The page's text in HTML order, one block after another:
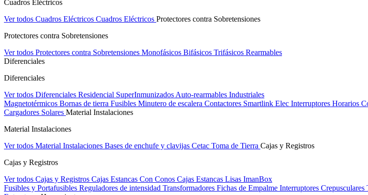
Cuadros Eléctricos
Ver todos Cuadros Eléctricos Cuadros Eléctricos Protectores contra Sobretensiones
Protectores contra Sobretensiones
Ver todos Protectores contra Sobretensiones Monofásicos Bifásicos Trifásicos Rearmables
Diferenciales
Diferenciales
Ver todos Diferenciales Residencial SuperInmunizados Auto-rearmables Industriales
Magnetotérmicos Bornas de tierra Fusibles Minutero de escalera Contactores Smartlink Elec Interruptores Horarios
Cargadores Solares Material Instalaciones
Material Instalaciones
Ver todos Material Instalaciones Bases de enchufe y clavijas Cetac Toma de Tierra Cajas y Registros
Cajas y Registros
Ver todos Cajas y Registros Cajas Estancas Con Conos Cajas Estancas Lisas ImanBox
Fusibles y Portafusibles Reguladores de intensidad Transformadores Fichas de Empalme Interruptores Crepusculares